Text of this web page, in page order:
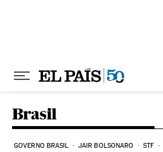
Brasil
GOVERNO BRASIL JAIR BOLSONARO STF